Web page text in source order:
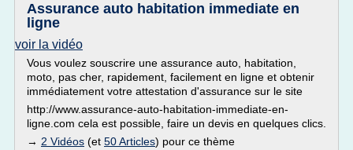
Assurance auto habitation immediate en
ligne
voir la vidéo
Vous voulez souscrire une assurance auto, habitation,
moto, pas cher, rapidement, facilement en ligne et obtenir
immédiatement votre attestation d'assurance sur le site
http://www.assurance-auto-habitation-immediate-en-
ligne.com cela est possible, faire un devis en quelques clics.
→ 2 Vidéos (et 50 Articles) pour ce thème